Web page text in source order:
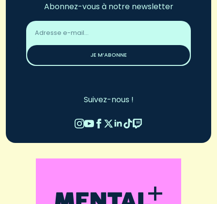
Abonnez-vous à notre newsletter
Adresse
email
JE M’ABONNE
Suivez-nous !